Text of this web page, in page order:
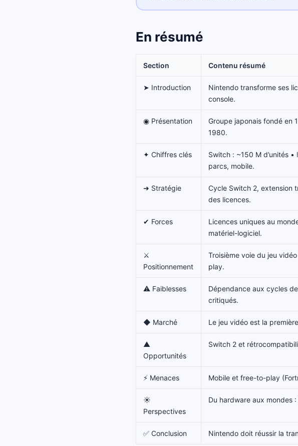
En résumé
Section Contenu résumé
➤ Introduction
Nintendo transforme ses
console.
◉ Présentation
Groupe japonais fondé en
1980.
✦ Chiffres clés
Switch : ~150 M d’unités
parcs, mobile.
➜ Stratégie
Cycle Switch 2, extension
des licences.
✔ Forces
Licences uniques au
matériel-logiciel.
⚔️
Positionnement
Troisième voie du jeu
play.
⚠️ Faiblesses
Dépendance aux cycles
critiqués.
◆ Marché Le jeu vidéo est la
▲
Opportunités
Switch 2 et
⚡ Menaces Mobile et free-to-play
☀
Perspectives
Du hardware aux mondes
✅ Conclusion Nintendo doit réussir la